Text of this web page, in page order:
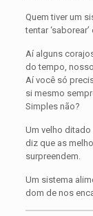
Quem tiver um
tentar
Aí alguns
do tempo,
Aí você só
si mesmo
Simples não?
Um velho ditado
diz que as
surpreendem.
Um sistema
dom de nos